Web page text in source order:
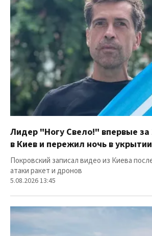
Лидер "Ногу Свело!" впервые за
в Киев и пережил ночь в укрытии
Покровский записал видео из Киева
атаки ракет и дронов
5.08.2026 13:45